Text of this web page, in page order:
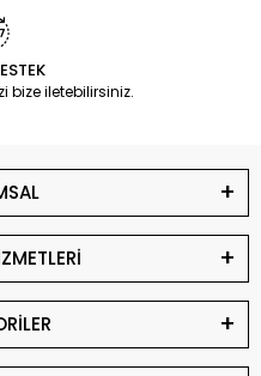
bize iletebilirsiniz.